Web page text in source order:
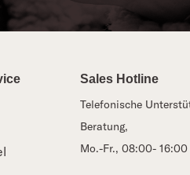
Sales Hotline
Telefonische
Beratung,
Mo.-Fr., 08:00- 16:00